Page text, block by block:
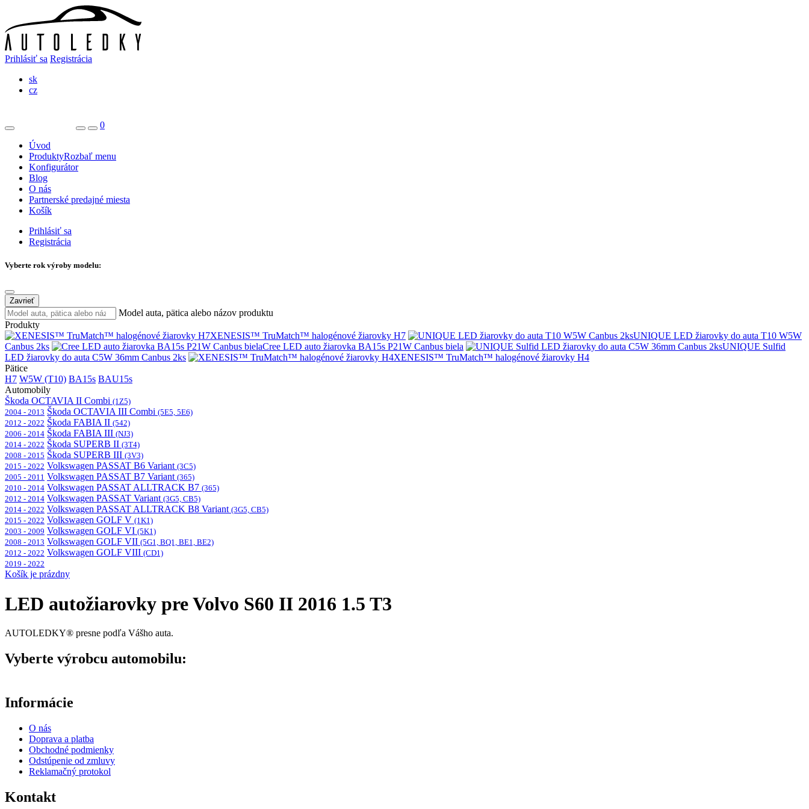
Prihlásiť sa Registrácia
sk
cz
0
Úvod
ProduktyRozbaľ menu
Konfigurátor
Blog
O nás
Partnerské predajné miesta
Košík
Prihlásiť sa
Registrácia
Vyberte rok výroby modelu:
Zavrieť
Model auta, pätica alebo názov produktu
Produkty
XENESIS™ TruMatch™ halogénové žiarovky H7
UNIQUE LED žiarovky do auta T10 W5W
Canbus 2ks
Cree LED auto žiarovka BA15s P21W Canbus biela
UNIQUE Sulfid
LED žiarovky do auta C5W 36mm Canbus 2ks
XENESIS™ TruMatch™ halogénové žiarovky H4
Pätice
H7 W5W (T10) BA15s BAU15s
Automobily
Škoda OCTAVIA II Combi (1Z5)
2004 - 2013 Škoda OCTAVIA III Combi (5E5, 5E6)
2012 - 2022 Škoda FABIA II (542)
2006 - 2014 Škoda FABIA III (NJ3)
2014 - 2022 Škoda SUPERB II (3T4)
2008 - 2015 Škoda SUPERB III (3V3)
2015 - 2022 Volkswagen PASSAT B6 Variant (3C5)
2005 - 2011 Volkswagen PASSAT B7 Variant (365)
2010 - 2014 Volkswagen PASSAT ALLTRACK B7 (365)
2012 - 2014 Volkswagen PASSAT Variant (3G5, CB5)
2014 - 2022 Volkswagen PASSAT ALLTRACK B8 Variant (3G5, CB5)
2015 - 2022 Volkswagen GOLF V (1K1)
2003 - 2009 Volkswagen GOLF VI (5K1)
2008 - 2013 Volkswagen GOLF VII (5G1, BQ1, BE1, BE2)
2012 - 2022 Volkswagen GOLF VIII (CD1)
2019 - 2022
Košík je prázdny
LED autožiarovky pre Volvo S60 II 2016 1.5 T3
AUTOLEDKY® presne podľa Vášho auta.
Vyberte výrobcu automobilu:
Informácie
O nás
Doprava a platba
Obchodné podmienky
Odstúpenie od zmluvy
Reklamačný protokol
Kontakt